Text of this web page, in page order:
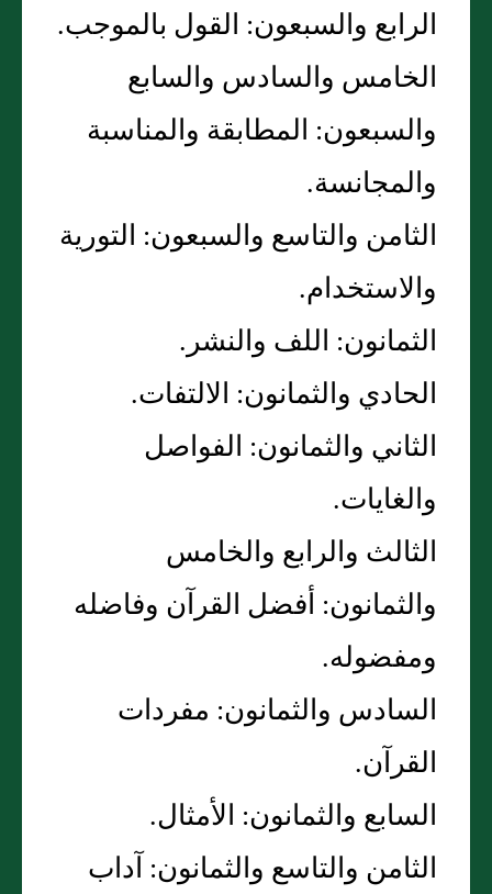
الرابع والسبعون‏:‏ القول بالموجب‏.‏
الخامس والسادس والسابع
والسبعون‏:‏ المطابقة والمناسبة
والمجانسة‏.‏
الثامن والتاسع والسبعون‏:‏ التورية
والاستخدام‏.‏
الثمانون‏:‏ اللف والنشر‏.‏
الحادي والثمانون‏:‏ الالتفات‏.‏
الثاني والثمانون‏:‏ الفواصل
والغايات‏.‏
الثالث والرابع والخامس
والثمانون‏:‏ أفضل القرآن وفاضله
ومفضوله‏.‏
السادس والثمانون‏:‏ مفردات
القرآن‏.‏
السابع والثمانون‏:‏ الأمثال‏.‏
الثامن والتاسع والثمانون‏:‏ آداب